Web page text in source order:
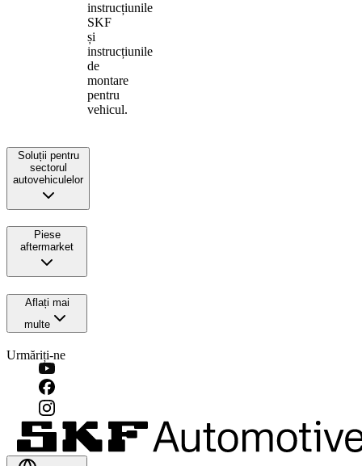
instrucțiunile
SKF
și
instrucțiunile
de
montare
pentru
vehicul.
Soluții pentru
sectorul
autovehiculelor
Piese
aftermarket
Aflați mai
multe
Urmăriți-ne